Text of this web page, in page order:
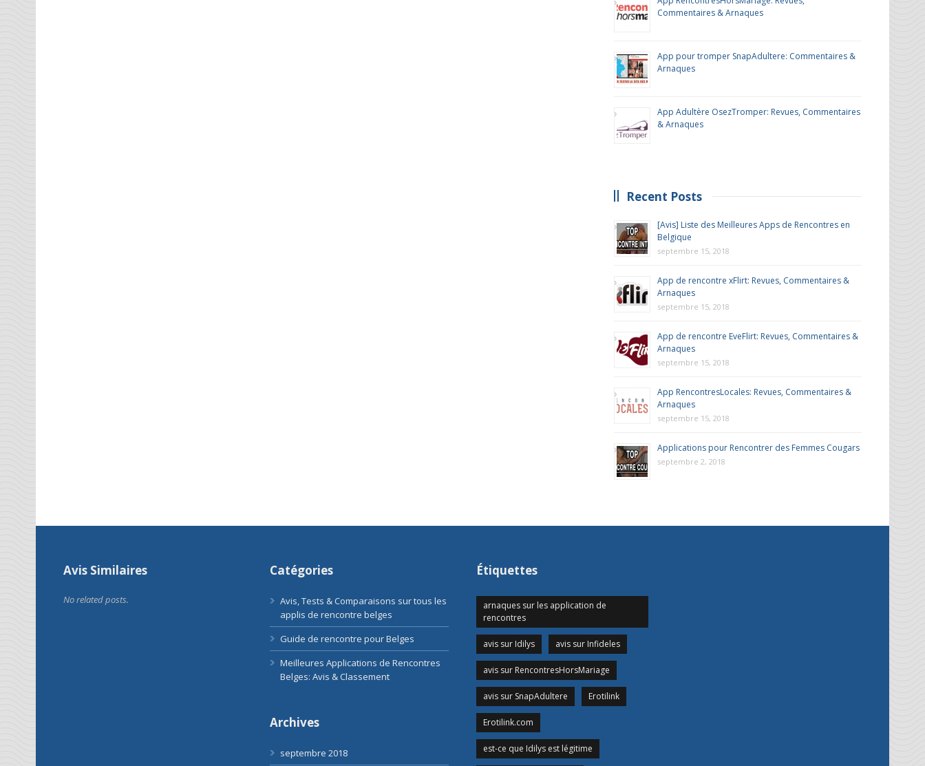
Commentaires & Arnaques
App pour tromper SnapAdultere: Commentaires &
Arnaques
App Adultère OsezTromper: Revues, Commentaires
& Arnaques
Recent Posts
[Avis] Liste des Meilleures Apps de Rencontres en
Belgique
septembre 15, 2018
App de rencontre xFlirt: Revues, Commentaires &
Arnaques
septembre 15, 2018
App de rencontre EveFlirt: Revues, Commentaires &
Arnaques
septembre 15, 2018
App RencontresLocales: Revues, Commentaires &
Arnaques
septembre 15, 2018
Applications pour Rencontrer des Femmes Cougars
septembre 2, 2018
Avis Similaires
No related posts.
Catégories
Avis, Tests & Comparaisons sur tous les
applis de rencontre belges
Guide de rencontre pour Belges
Meilleures Applications de Rencontres
Belges: Avis & Classement
Archives
septembre 2018
Étiquettes
arnaques sur les application de
rencontres
avis sur Idilys avis sur Infideles
avis sur RencontresHorsMariage
avis sur SnapAdultere Erotilink
Erotilink.com
est-ce que Idilys est légitime